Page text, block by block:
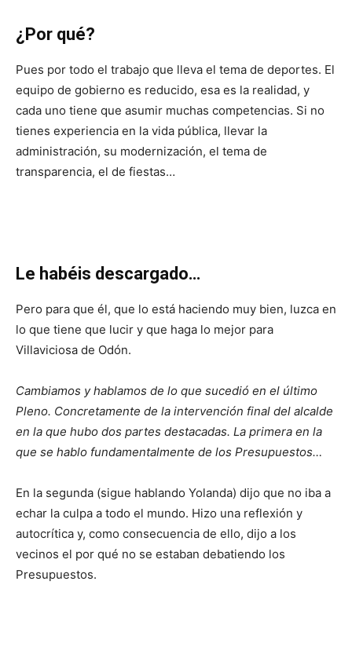
¿Por qué?
Pues por todo el trabajo que lleva el tema de deportes. El
equipo de gobierno es reducido, esa es la realidad, y
cada uno tiene que asumir muchas competencias. Si no
tienes experiencia en la vida pública, llevar la
administración, su modernización, el tema de
transparencia, el de fiestas…
Le habéis descargado…
Pero para que él, que lo está haciendo muy bien, luzca en
lo que tiene que lucir y que haga lo mejor para
Villaviciosa de Odón.
Cambiamos y hablamos de lo que sucedió en el último
Pleno. Concretamente de la intervención final del alcalde
en la que hubo dos partes destacadas. La primera en la
que se hablo fundamentalmente de los Presupuestos…
En la segunda (sigue hablando Yolanda) dijo que no iba a
echar la culpa a todo el mundo. Hizo una reflexión y
autocrítica y, como consecuencia de ello, dijo a los
vecinos el por qué no se estaban debatiendo los
Presupuestos.